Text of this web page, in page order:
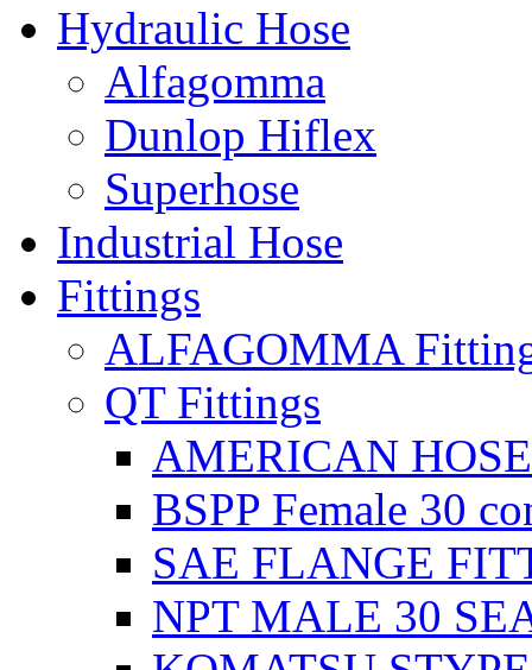
Hydraulic Hose
Alfagomma
Dunlop Hiflex
Superhose
Industrial Hose
Fittings
ALFAGOMMA
QT Fittings
AMERICAN
BSPP Female 30
SAE FLANGE
NPT MALE 30